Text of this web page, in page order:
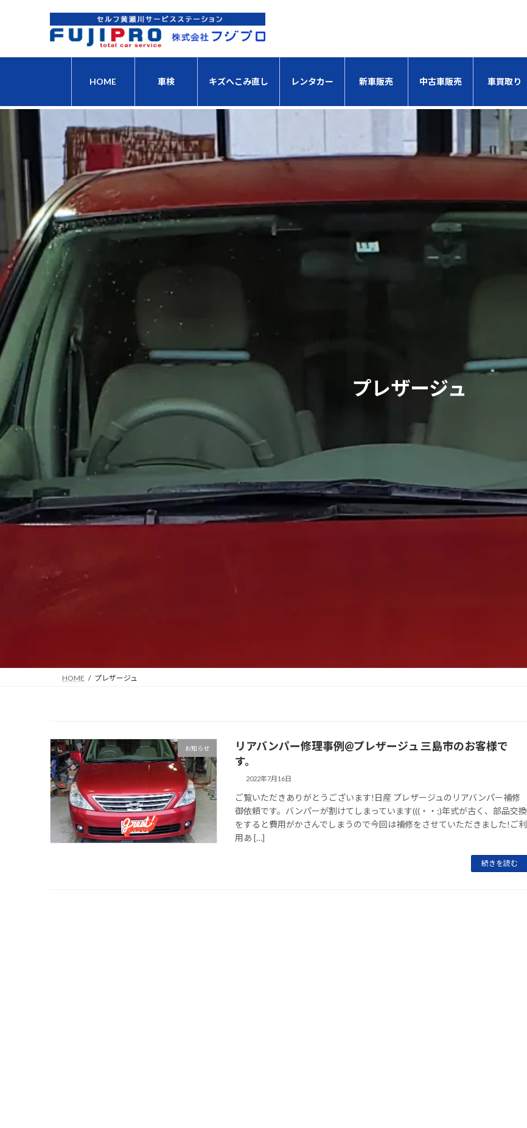
キ
に
HOME 車検 キズへこみ直し レンタカー 新車販売 中古車販売 車買取り
プレザージュ
HOME プレザージュ
お知らせ
リアバンパー修理事例@プレザージュ 三島市のお客様で
す。
2022年7月16日
ご覧いただきありがとうございます!日産 プレザージュのリアバンパー補修
御依頼です。バンパーが割けてしまっています(((・・;)年式が古く、部品交換
をすると費用がかさんでしまうので今回は補修をさせていただきました!ご利
用あ […]
続きを読む